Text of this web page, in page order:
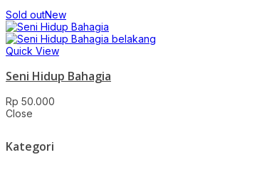
Sold outNew
Quick View
Seni Hidup Bahagia
Rp 50.000
Close
Kategori